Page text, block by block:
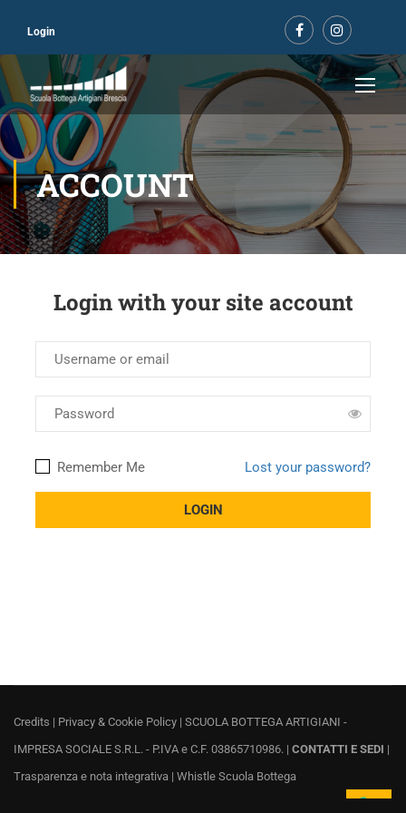
Login
ACCOUNT
Login with your site account
Lost your password?
Remember Me
Credits | Privacy & Cookie Policy | SCUOLA BOTTEGA ARTIGIANI -
IMPRESA SOCIALE S.R.L. - P.IVA e C.F. 03865710986. | CONTATTI E SEDI |
Trasparenza e nota integrativa | Whistle Scuola Bottega